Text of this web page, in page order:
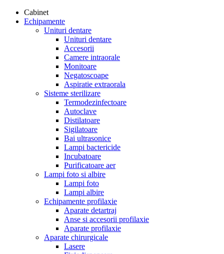
Cabinet
Echipamente
Unituri dentare
Unituri dentare
Accesorii
Camere intraorale
Monitoare
Negatoscoape
Aspiratie extraorala
Sisteme sterilizare
Termodezinfectoare
Autoclave
Distilatoare
Sigilatoare
Bai ultrasonice
Lampi bactericide
Incubatoare
Purificatoare aer
Lampi foto si albire
Lampi foto
Lampi albire
Echipamente profilaxie
Aparate detartraj
Anse si accesorii profilaxie
Aparate profilaxie
Aparate chirurgicale
Lasere